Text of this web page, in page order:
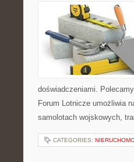
doświadczeniami.
Forum Lotnicze umożliwia
samolotach wojskowych,
CATEGORIES: